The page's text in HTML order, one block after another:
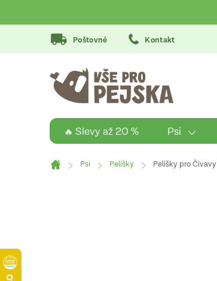
na
Poštovné Kontakt
🔥 Slevy až 20 % Psi
Domů
Psi Pelíšky Pelíšky pro Čivavy